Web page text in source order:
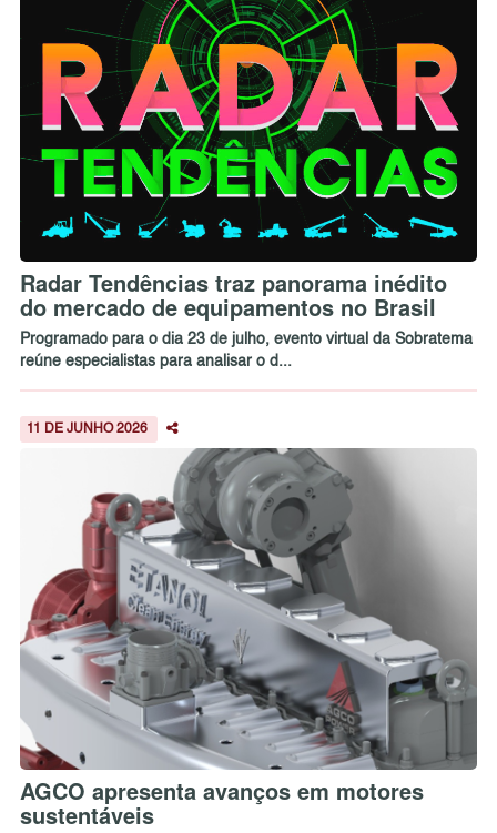
Radar Tendências traz panorama inédito
do mercado de equipamentos no Brasil
Programado para o dia 23 de julho, evento virtual da Sobratema
reúne especialistas para analisar o d...
11 DE JUNHO 2026
AGCO apresenta avanços em motores
sustentáveis